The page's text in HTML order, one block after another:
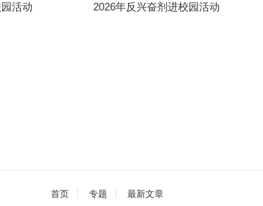
活动 2026年反兴奋剂进校园活动
首页 专题 最新文章